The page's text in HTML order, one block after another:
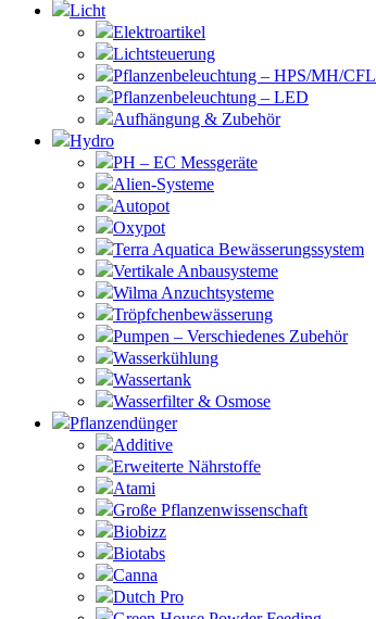
Licht
Elektroartikel
Lichtsteuerung
Pflanzenbeleuchtung – HPS/MH/CFL
Pflanzenbeleuchtung – LED
Aufhängung & Zubehör
Hydro
PH – EC Messgeräte
Alien-Systeme
Autopot
Oxypot
Terra Aquatica Bewässerungssystem
Vertikale Anbausysteme
Wilma Anzuchtsysteme
Tröpfchenbewässerung
Pumpen – Verschiedenes Zubehör
Wasserkühlung
Wassertank
Wasserfilter & Osmose
Pflanzendünger
Additive
Erweiterte Nährstoffe
Atami
Große Pflanzenwissenschaft
Biobizz
Biotabs
Canna
Dutch Pro